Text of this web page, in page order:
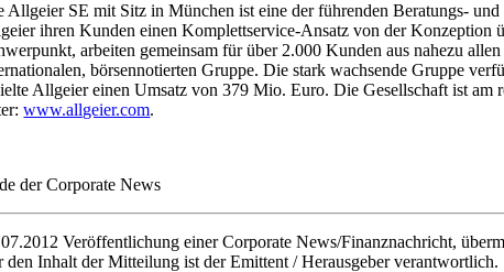
Allgeier SE mit Sitz in München ist eine der führenden Beratungs-
ihren Kunden einen Komplettservice-Ansatz von der Konzeption
arbeiten gemeinsam für über 2.000 Kunden aus nahezu
börsennotierten Gruppe. Die stark wachsende Gruppe
Allgeier einen Umsatz von 379 Mio. Euro. Die Gesellschaft ist
www.allgeier.com.
der Corporate News
Veröffentlichung einer Corporate News/Finanznachricht,
den Inhalt der Mitteilung ist der Emittent / Herausgeber verantwortlich.